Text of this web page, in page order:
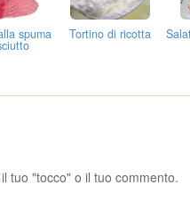
spuma Tortino di ricotta
tuo "tocco" o il tuo commento.